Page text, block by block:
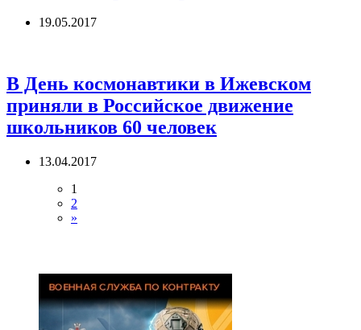
19.05.2017
В День космонавтики в Ижевском
приняли в Российское движение
школьников 60 человек
13.04.2017
1
2
»